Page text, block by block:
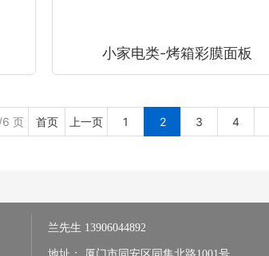
小家电类-烤箱彩膜面板
页 首页 上一页 1 2 3 4
兰先生 13906044892